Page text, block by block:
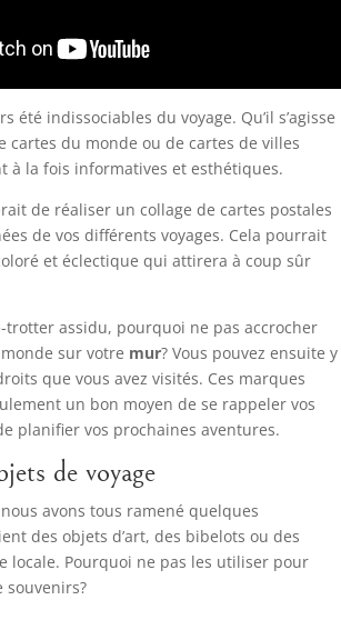
été indissociables du voyage. Qu’il s’agisse
cartes du monde ou de cartes de villes
à la fois informatives et esthétiques.
de réaliser un collage de cartes postales
de vos différents voyages. Cela pourrait
et éclectique qui attirera à coup sûr
trotter assidu, pourquoi ne pas accrocher
sur votre mur? Vous pouvez ensuite y
que vous avez visités. Ces marques
un bon moyen de se rappeler vos
planifier vos prochaines aventures.
de voyage
avons tous ramené quelques
des objets d’art, des bibelots ou des
locale. Pourquoi ne pas les utiliser pour